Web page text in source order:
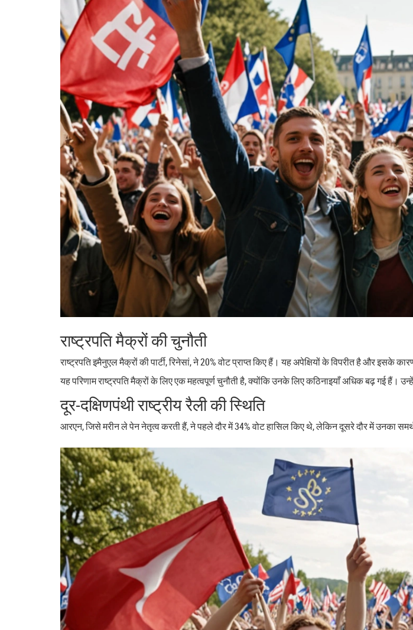
राष्ट्रपति मैक्रों की चुनौती
राष्ट्रपति इमैनुएल मैक्रों की पार्टी, रिनेसां, ने 20% वोट प्राप्त किए हैं। यह अपेक्षियों के विपरीत है और
यह परिणाम राष्ट्रपति मैक्रों के लिए एक महत्वपूर्ण चुनौती है, क्योंकि उनके लिए कठिनाइयाँ अधिक बढ़ गई हैं।
दूर-दक्षिणपंथी राष्ट्रीय रैली की स्थिति
आरएन, जिसे मरीन ले पेन नेतृत्व करती हैं, ने पहले दौर में 34% वोट हासिल किए थे, लेकिन दूसरे दौर में उनका